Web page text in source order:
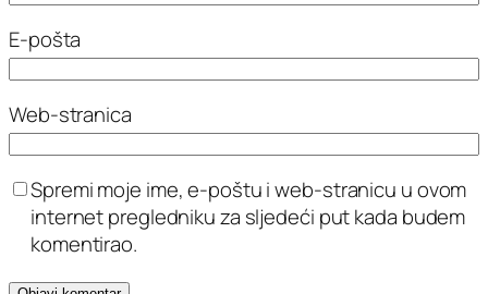
E-pošta
Web-stranica
Spremi moje ime, e-poštu i web-stranicu u ovom
internet pregledniku za sljedeći put kada budem
komentirao.